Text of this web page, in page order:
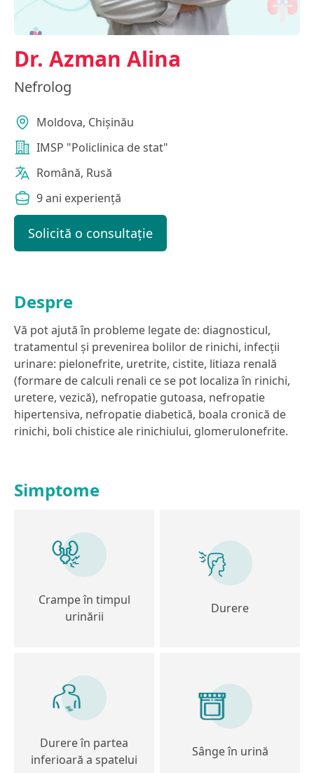
Dr. Azman Alina
Nefrolog
Moldova, Chișinău
IMSP "Policlinica de stat"
Română, Rusă
9 ani experiență
Solicită o consultație
Despre
Vă pot ajută în probleme legate de: diagnosticul,
tratamentul şi prevenirea bolilor de rinichi, infecţii
urinare: pielonefrite, uretrite, cistite, litiaza renală
(formare de calculi renali ce se pot localiza în rinichi,
uretere, vezică), nefropatie gutoasa, nefropatie
hipertensiva, nefropatie diabetică, boala cronică de
rinichi, boli chistice ale rinichiului, glomerulonefrite.
Simptome
Crampe în timpul
urinării
Durere
Durere în partea
inferioară a spatelui
Sânge în urină